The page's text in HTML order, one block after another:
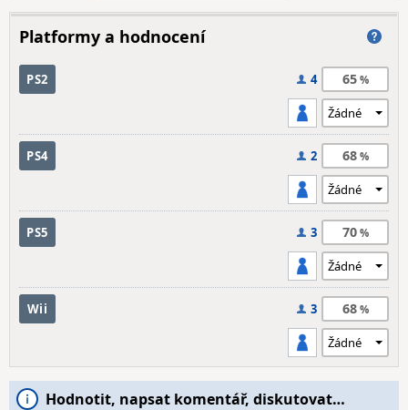
Platformy a hodnocení
PS2 4 65
PS4 2 68
PS5 3 70
Wii 3 68
Hodnotit, napsat komentář, diskutovat…